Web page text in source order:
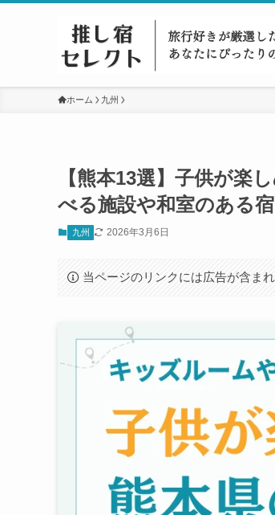
ホーム 九州
【熊本13選】子供が楽
べる施設や和室のある
九州 2026年3月6日
当ページのリンクには広告が含まれ